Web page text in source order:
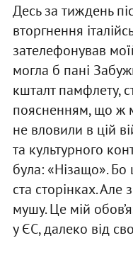
Десь за тиждень
вторгнення
зателефонував
могла б пані
кшталт памфлету,
поясненням, що ж
не вловили в цій
та культурного
була: «Нізащо».
ста сторінках.
мушу. Це мій
у ЄС, далеко від